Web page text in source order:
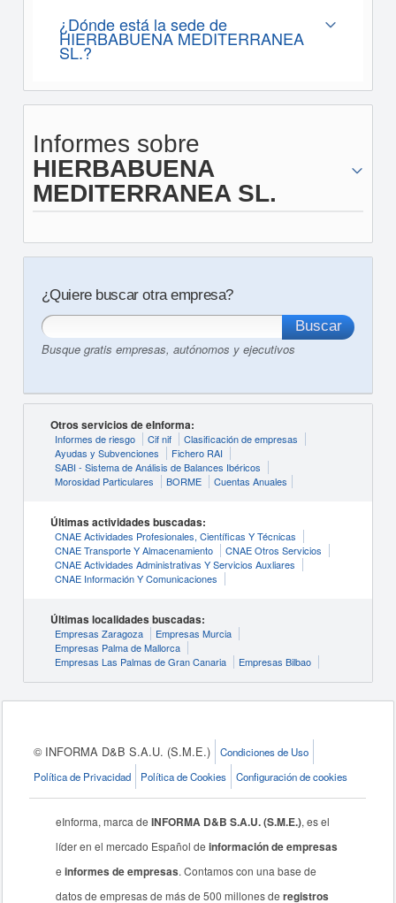
¿Dónde está la sede de
HIERBABUENA MEDITERRANEA
SL.?
Informes sobre
HIERBABUENA
MEDITERRANEA SL.
¿Quiere buscar otra empresa?
Busque gratis empresas, autónomos y ejecutivos
Otros servicios de eInforma:
Informes de riesgo Cif nif
Clasificación de empresas
Ayudas y Subvenciones
Fichero RAI
SABI - Sistema de Análisis de Balances Ibéricos
Morosidad Particulares
BORME Cuentas Anuales
Últimas actividades buscadas:
CNAE Actividades Profesionales, Científicas Y Técnicas
CNAE Transporte Y Almacenamiento
CNAE Otros Servicios
CNAE Actividades Administrativas Y Servicios Auxliares
CNAE Información Y Comunicaciones
Últimas localidades buscadas:
Empresas Zaragoza
Empresas Murcia
Empresas Palma de Mallorca
Empresas Las Palmas de Gran Canaria
Empresas Bilbao
© INFORMA D&B S.A.U. (S.M.E.)
Condiciones de Uso
Política de Privacidad
Política de Cookies Configuración de cookies
eInforma, marca deINFORMA D&B S.A.U. (S.M.E.), es el
líder en el mercado Español deinformación de empresas
einformes de empresas. Contamos con una base de
datos de empresas de más de 500 millones deregistros